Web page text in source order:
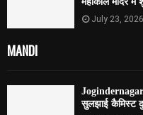
July 23, 2026
MANDI
सुलझाई कैमिस्ट